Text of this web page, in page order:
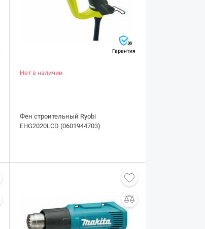
36
Гарантия
Нет в наличии
Фен строительный Ryobi
EHG2020LCD (0601944703)